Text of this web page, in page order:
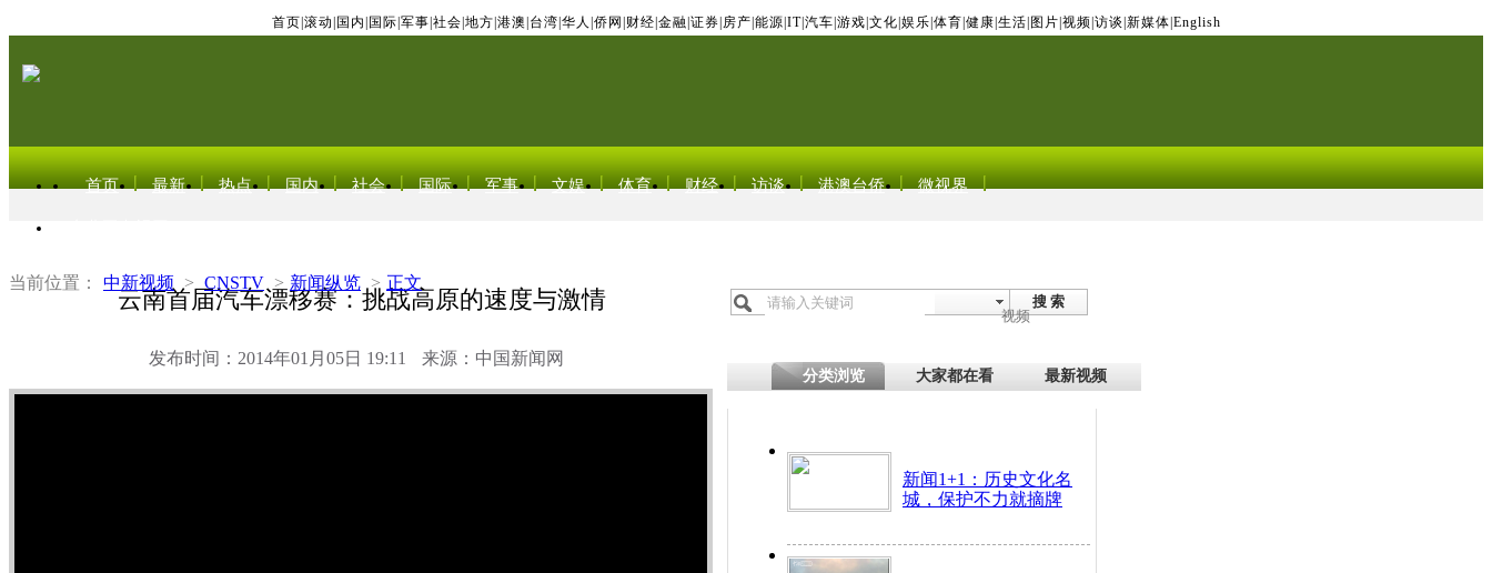
首页 滚动 国内 国际 军事 社会 地方 港澳 台湾 华人 侨网 财经 金融 证券 房产 能源 IT| 汽车 游戏 文化 娱乐 体育 健康 生活 图片 视频 访谈 新媒体 English
首页 最新 热点 国内 社会 国际 军事 文娱 体育 财经 访谈 港澳台侨 微视界
当前位置： 中新视频 > CNSTV > 新闻纵览 > 正文
云南首届汽车漂移赛：挑战高原的速度与激情
发布时间：2014年01月05日 19:11 来源：中国新闻网
搜 索
视频
分类浏览 大家都在看 最新视频
新闻1+1：历史文化名
城，保护不力就摘牌